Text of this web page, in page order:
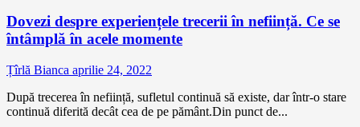
Dovezi despre experiențele trecerii în neființă. Ce se
întâmplă în acele momente
Țîrlă Bianca aprilie 24, 2022
După trecerea în neființă, sufletul continuă să existe, dar într-o stare
continuă diferită decât cea de pe pământ.Din punct de...